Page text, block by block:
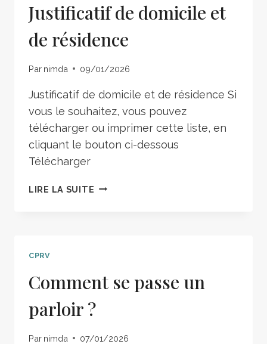
Justificatif de domicile et
de résidence
Par nimda 09/01/2026
Justificatif de domicile et de résidence Si
vous le souhaitez, vous pouvez
télécharger ou imprimer cette liste, en
cliquant le bouton ci-dessous
Télécharger
LIRE LA SUITE
CPRV
Comment se passe un
parloir ?
Par nimda 07/01/2026